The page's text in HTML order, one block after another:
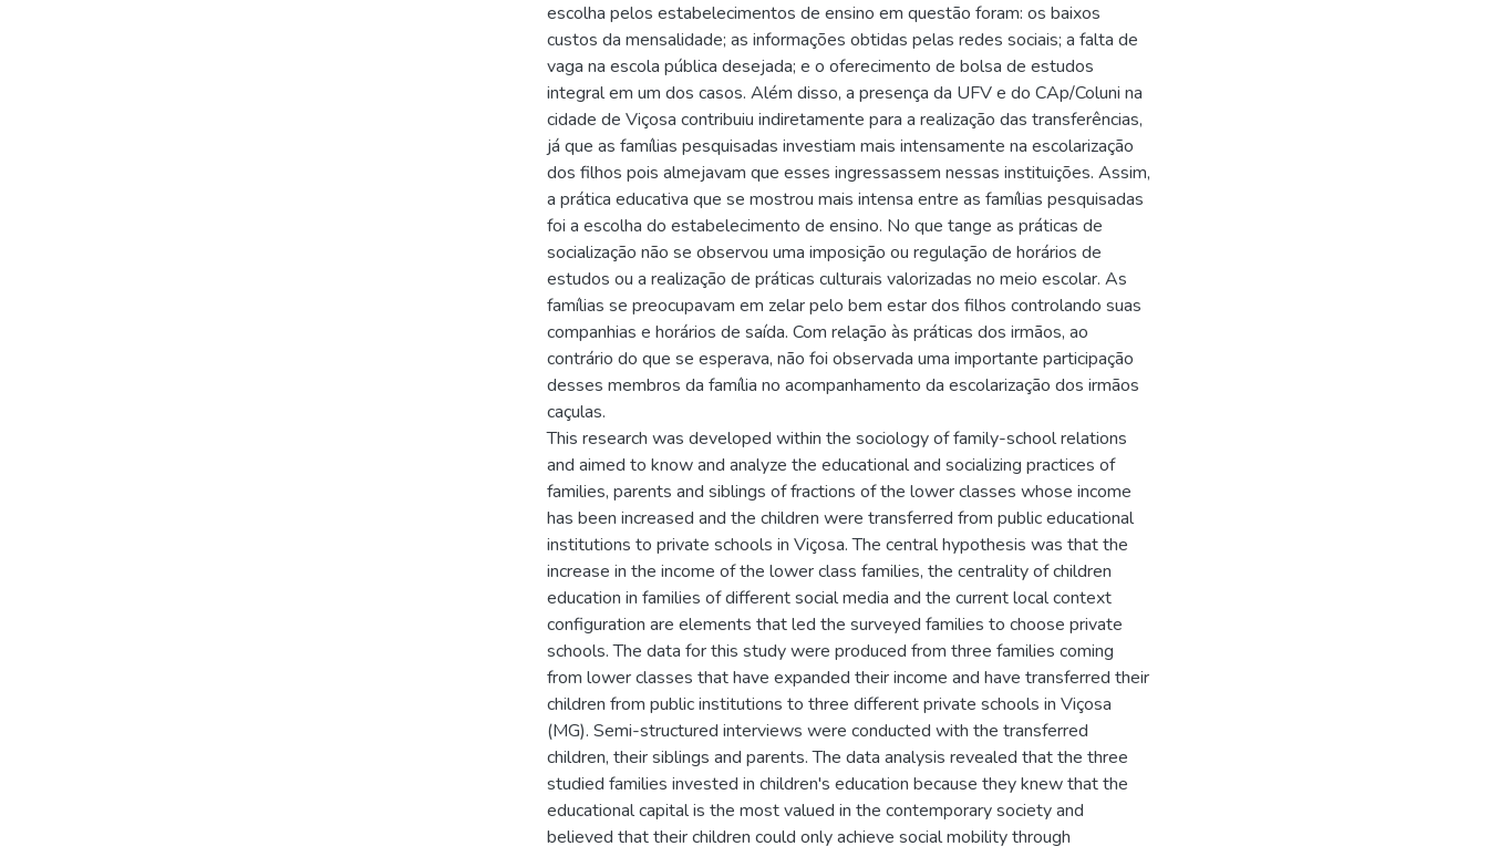
escolha pelos estabelecimentos de ensino em questão foram: os baixos
custos da mensalidade; as informações obtidas pelas redes sociais; a falta de
vaga na escola pública desejada; e o oferecimento de bolsa de estudos
integral em um dos casos. Além disso, a presença da UFV e do CAp/Coluni na
cidade de Viçosa contribuiu indiretamente para a realização das transferências,
já que as famílias pesquisadas investiam mais intensamente na escolarização
dos filhos pois almejavam que esses ingressassem nessas instituições. Assim,
a prática educativa que se mostrou mais intensa entre as famílias pesquisadas
foi a escolha do estabelecimento de ensino. No que tange as práticas de
socialização não se observou uma imposição ou regulação de horários de
estudos ou a realização de práticas culturais valorizadas no meio escolar. As
famílias se preocupavam em zelar pelo bem estar dos filhos controlando suas
companhias e horários de saída. Com relação às práticas dos irmãos, ao
contrário do que se esperava, não foi observada uma importante participação
desses membros da família no acompanhamento da escolarização dos irmãos
caçulas.
This research was developed within the sociology of family-school relations
and aimed to know and analyze the educational and socializing practices of
families, parents and siblings of fractions of the lower classes whose income
has been increased and the children were transferred from public educational
institutions to private schools in Viçosa. The central hypothesis was that the
increase in the income of the lower class families, the centrality of children
education in families of different social media and the current local context
configuration are elements that led the surveyed families to choose private
schools. The data for this study were produced from three families coming
from lower classes that have expanded their income and have transferred their
children from public institutions to three different private schools in Viçosa
(MG). Semi-structured interviews were conducted with the transferred
children, their siblings and parents. The data analysis revealed that the three
studied families invested in children's education because they knew that the
educational capital is the most valued in the contemporary society and
believed that their children could only achieve social mobility through